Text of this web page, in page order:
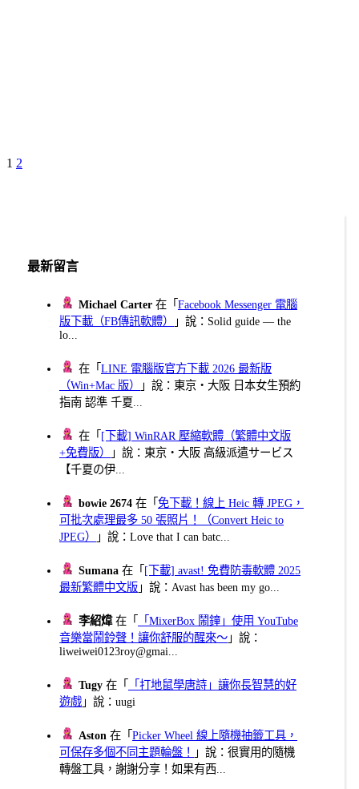
文
Page
1 Page
2
最新留言
Michael Carter 在「Facebook Messenger 電腦
版下載（FB傳訊軟體）
」說：Solid guide — the
lo...
在「LINE 電腦版官方下載 2026 最新版
（Win+Mac 版）
」說：東京・大阪 日本女生預約
指南 認準 千夏...
在「 [下載] WinRAR 壓縮軟體（繁體中文版
+免費版）
」說：東京・大阪 高級派遣サービス
【千夏の伊...
bowie 2674 在「免下載！線上 Heic 轉 JPEG，
可批次處理最多 50 張照片！（Convert Heic to
JPEG）
」說：Love that I can batc...
Sumana 在「 [下載] avast! 免費防毒軟體 2025
最新繁體中文版 」說：Avast has been my go...
李紹煒在「
「MixerBox 鬧鐘」使用 YouTube
音樂當鬧鈴聲！讓你舒服的醒來～ 」說：
liweiwei0123roy@gmai...
Tugy 在「
「打地鼠學唐詩」讓你長智慧的好
遊戲 」說：uugi
Aston 在「Picker Wheel 線上隨機抽籤工具，
可保存多個不同主題輪盤！
」說：很實用的隨機
轉盤工具，謝謝分享！如果有西...